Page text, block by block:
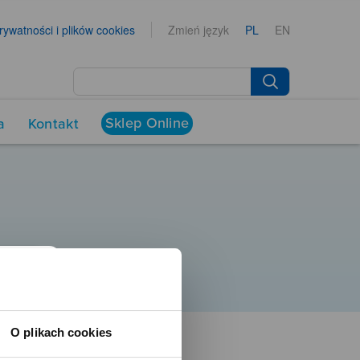
O plikach cookies
i plików cookies Zmień język PL EN
Kontakt Sklep Online